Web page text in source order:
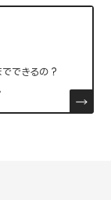
できるの？